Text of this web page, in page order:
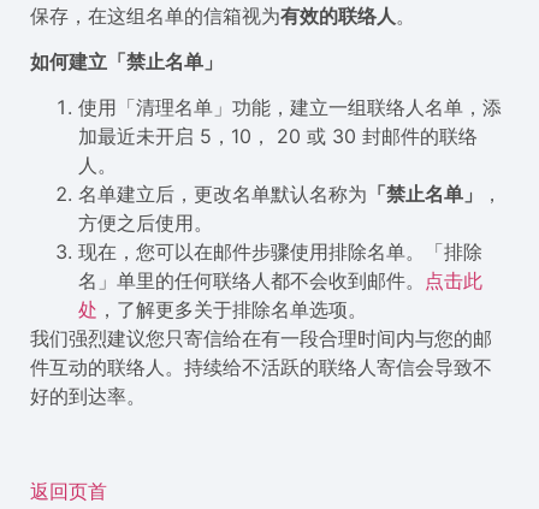
保存，在这组名单的信箱视为有效的联络人 。
如何建立「禁止名单」
使用「清理名单」功能，建立一组联络人名单，添
加最近未开启 5，10， 20 或 30 封邮件的联络
人。
名单建立后，更改名单默认名称为 「禁止名单」
，
方便之后使用。
现在，您可以在邮件步骤使用排除名单。「排除
名」单里的任何联络人都不会收到邮件。 点击此
处 ，了解更多关于排除名单选项。
我们强烈建议您只寄信给在有一段合理时间内与您的邮
件互动的联络人。持续给不活跃的联络人寄信会导致不
好的到达率。
返回页首